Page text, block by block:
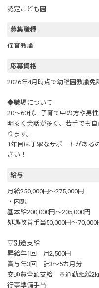
認定こども園
募集職種
保育教諭
応募資格
2026年4月時点で幼稚園教諭免
◆職場について
20～60代、子育て中の方や男
明るく会話が多く、若手でも
ります。
1年目は丁寧なサポートがある
さい！
給与
月給250,000円～275,000円
・内訳
基本給200,000円～205,000円
処遇改善手当50,000円～70,000
▽別途支給
昇給年1回 月2,500円
賞与年3回 計3～5カ月分
交通費全額支給 ※通勤距離2
行事準備手当